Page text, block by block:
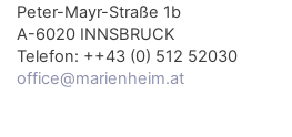
Peter-Mayr-Straße 1b
A-6020 INNSBRUCK
Telefon: ++43 (0) 512 52030
office@marienheim.at